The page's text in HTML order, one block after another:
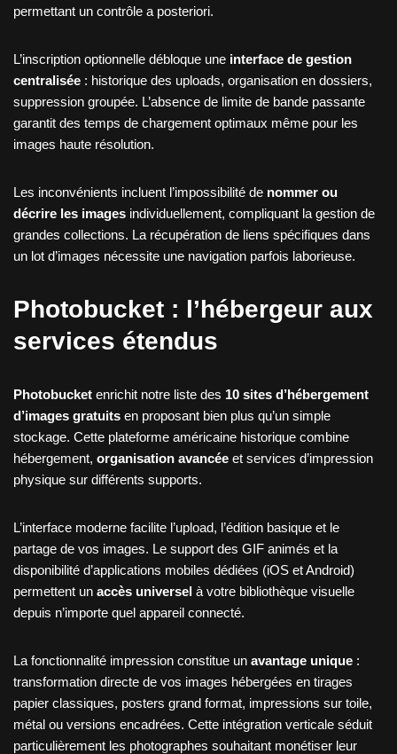
permettant un contrôle a posteriori.
L’inscription optionnelle débloque une interface de gestion
centralisée : historique des uploads, organisation en dossiers,
suppression groupée. L’absence de limite de bande passante
garantit des temps de chargement optimaux même pour les
images haute résolution.
Les inconvénients incluent l’impossibilité de nommer ou
décrire les images individuellement, compliquant la gestion de
grandes collections. La récupération de liens spécifiques dans
un lot d’images nécessite une navigation parfois laborieuse.
Photobucket : l’hébergeur aux
services étendus
Photobucket enrichit notre liste des 10 sites d’hébergement
d’images gratuits en proposant bien plus qu’un simple
stockage. Cette plateforme américaine historique combine
hébergement, organisation avancée et services d’impression
physique sur différents supports.
L’interface moderne facilite l’upload, l’édition basique et le
partage de vos images. Le support des GIF animés et la
disponibilité d’applications mobiles dédiées (iOS et Android)
permettent un accès universel à votre bibliothèque visuelle
depuis n’importe quel appareil connecté.
La fonctionnalité impression constitue un avantage unique :
transformation directe de vos images hébergées en tirages
papier classiques, posters grand format, impressions sur toile,
métal ou versions encadrées. Cette intégration verticale séduit
particulièrement les photographes souhaitant monétiser leur